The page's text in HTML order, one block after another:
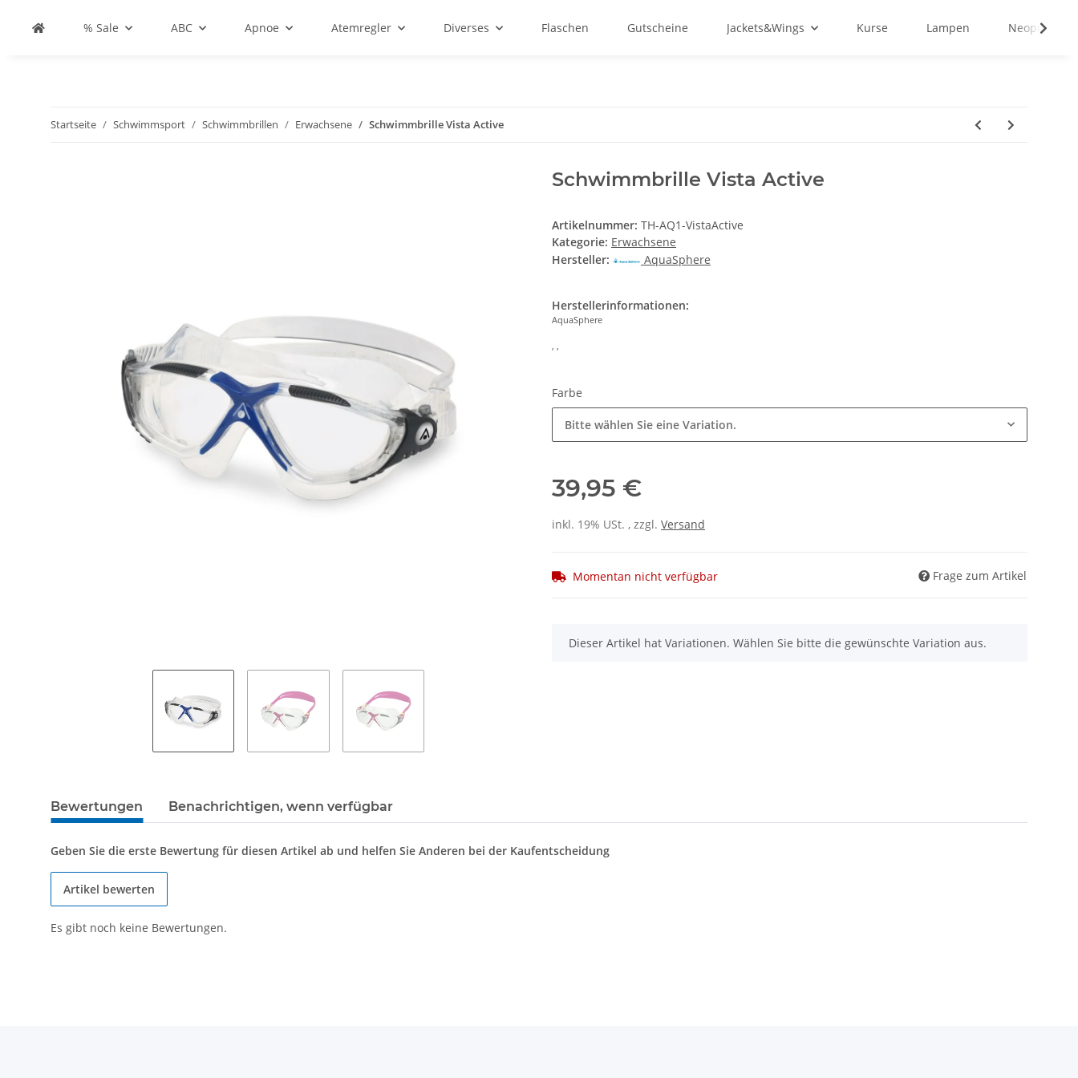
% Sale ABC Apnoe Atemregler Diverses Flaschen Gutscheine Jackets&Wings Kurse Lampen
Startseite Schwimmsport Schwimmbrillen Erwachsene Schwimmbrille Vista Active
Schwimmbrille Vista Active
Artikelnummer: TH-AQ1-VistaActive
Kategorie: Erwachsene
Hersteller:
AquaSphere
Herstellerinformationen:
AquaSphere
, ,
Farbe
Bitte wählen Sie eine Variation.
39,95 €
inkl. 19% USt. , zzgl. Versand
Momentan nicht verfügbar Frage zum Artikel
x
Dieser Artikel hat Variationen. Wählen Sie bitte die gewünschte Variation aus.
Bewertungen Benachrichtigen, wenn verfügbar
Geben Sie die erste Bewertung für diesen Artikel ab und helfen Sie Anderen bei der Kaufentscheidung
Artikel bewerten
Es gibt noch keine Bewertungen.